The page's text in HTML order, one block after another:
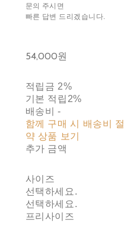
문의 주시면
빠른 답변 드리겠습니다.
54,000원
적립금 2%
기본 적립 2%
배송비-
함께 구매 시 배송비 절
약 상품 보기
추가 금액
사이즈
선택하세요.
선택하세요.
프리사이즈